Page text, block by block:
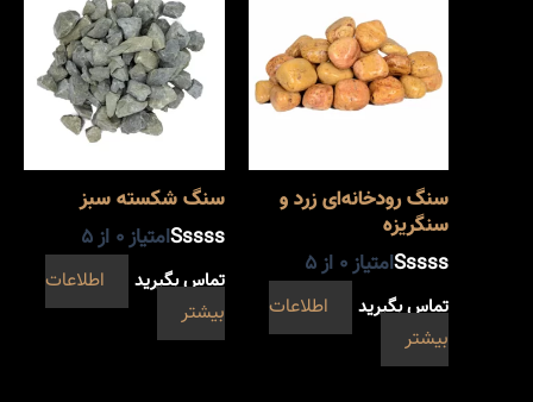
سنگ رودخانه‌ای زرد و
سنگریزه
امتیاز0 از 5
تماس بگیرید
اطلاعات
بیشتر
سنگ شکسته سبز
امتیاز0 از 5
تماس بگیرید
اطلاعات
بیشتر